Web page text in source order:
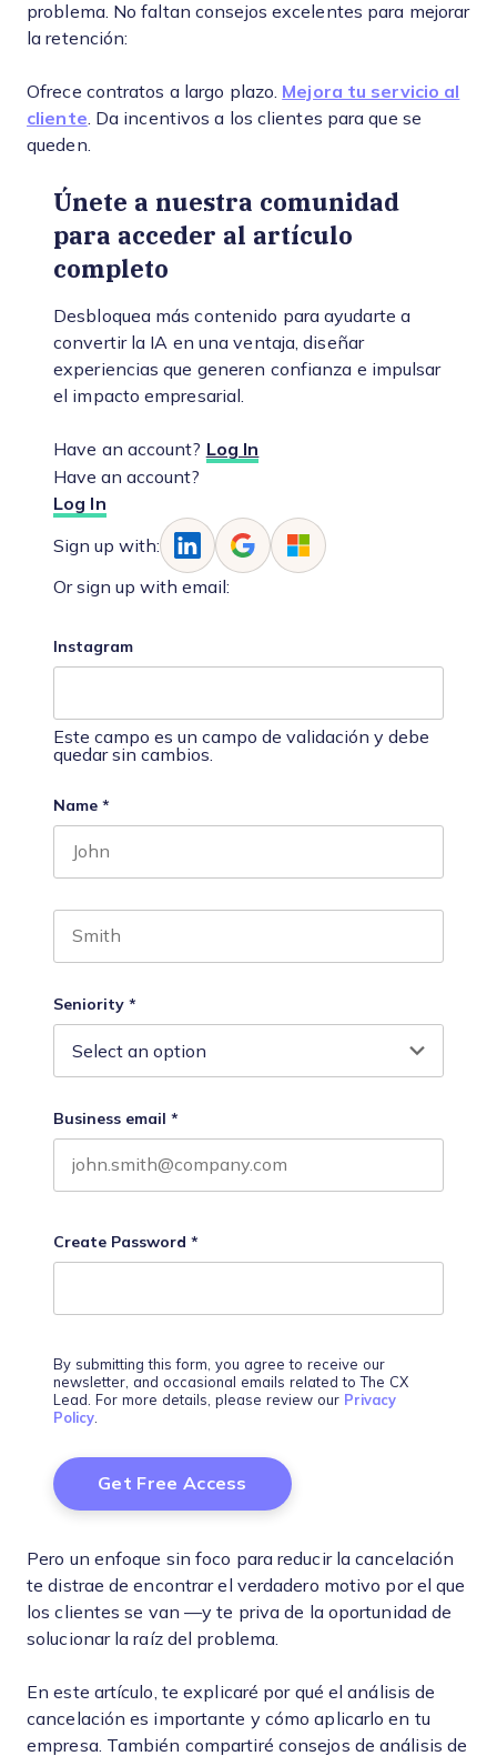
problema. No faltan consejos excelentes para mejorar
la retención:
Ofrece contratos a largo plazo. Mejora tu servicio al
cliente . Da incentivos a los clientes para que se
queden.
Únete a nuestra comunidad
para acceder al artículo
completo
Desbloquea más contenido para ayudarte a
convertir la IA en una ventaja, diseñar
experiencias que generen confianza e impulsar
el impacto empresarial.
Have an account? Log In
Have an account?
Log In
Sign up with:
Or sign up with email:
Instagram
Este campo es un campo de validación y debe
quedar sin cambios.
Name *
Seniority *
Business email *
Create Password *
By submitting this form, you agree to receive our
newsletter, and occasional emails related to The CX
Lead. For more details, please review our Privacy
Policy.
Pero un enfoque sin foco para reducir la cancelación
te distrae de encontrar el verdadero motivo por el que
los clientes se van —y te priva de la oportunidad de
solucionar la raíz del problema.
En este artículo, te explicaré por qué el análisis de
cancelación es importante y cómo aplicarlo en tu
empresa. También compartiré consejos de análisis de